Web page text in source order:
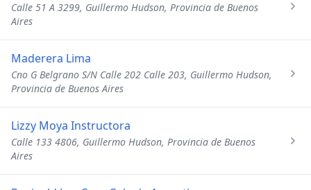
Calle 51 A 3299, Guillermo Hudson, Provincia de Buenos
Aires
Maderera Lima
Cno G Belgrano S/N Calle 202 Calle 203, Guillermo Hudson,
Provincia de Buenos Aires
Lizzy Moya Instructora
Calle 133 4806, Guillermo Hudson, Provincia de Buenos
Aires